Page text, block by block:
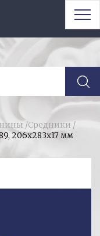
/Средники /
206х283х17 мм